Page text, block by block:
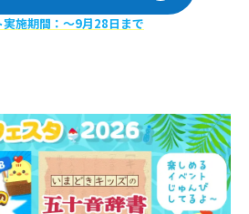
実施期間：〜9月28日まで